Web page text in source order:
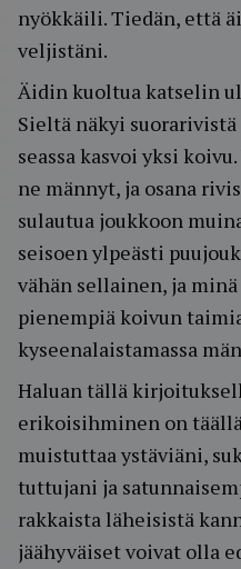
nyökkäili. Tiedän, että
veljistäni.
Äidin kuoltua katselin
Sieltä näkyi
seassa kasvoi yksi
ne männyt, ja osana
sulautua joukkoon
seisoen ylpeästi
vähän sellainen, ja
pienempiä koivun
kyseenalaistamassa
Haluan tällä
erikoisihminen on
muistuttaa ystäviäni,
tuttujani ja
rakkaista läheisistä
jäähyväiset voivat olla